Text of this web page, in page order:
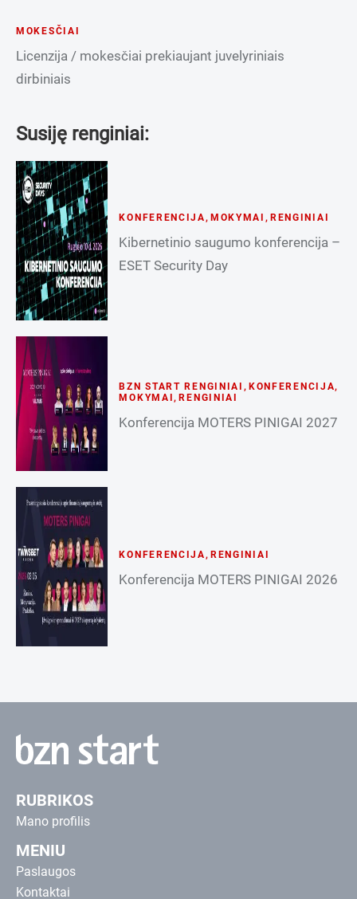
MOKESČIAI
Licenzija / mokesčiai prekiaujant juvelyriniais
dirbiniais
Susiję renginiai:
KONFERENCIJA , MOKYMAI , RENGINIAI
Kibernetinio saugumo konferencija –
ESET Security Day
BZN START RENGINIAI , KONFERENCIJA,
MOKYMAI ,RENGINIAI
Konferencija MOTERS PINIGAI 2027
KONFERENCIJA, RENGINIAI
Konferencija MOTERS PINIGAI 2026
RUBRIKOS
Mano profilis
MENIU
Paslaugos
Kontaktai